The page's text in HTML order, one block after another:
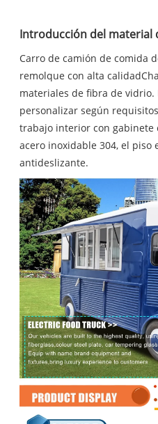
Introducción del material
Carro de camión de comida
remolque con alta calidad
materiales de fibra de
personalizar según
trabajo interior con gabinete
acero inoxidable 304, el piso
antideslizante.